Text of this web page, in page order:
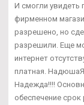
И смогли увидеть
фирменном
разрешено, но
разрешили. Еще
интернет
платная. НадюшаЯ
Надежда!!!!
обеспечение